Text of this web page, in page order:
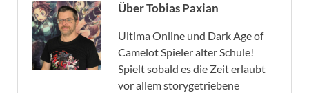
Über Tobias Paxian
Ultima Online und Dark Age of
Camelot Spieler alter Schule!
Spielt sobald es die Zeit erlaubt
vor allem storygetriebene